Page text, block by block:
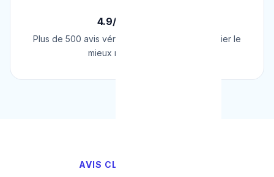
4.9/5 sur Google
Plus de 500 avis vérifiés sur Google. Le plombier le
mieux noté de Belgique.
AVIS CLIENTS VÉRIFIÉS